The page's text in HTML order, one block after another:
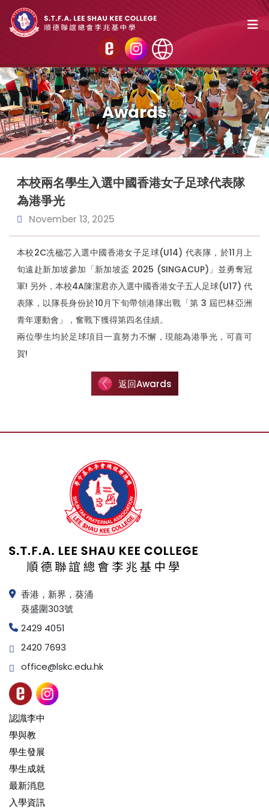
Awards
本校兩名學生入選中國香港女子足球代表隊
為港爭光
November 13, 2025
本校2C冼楹芯入選中國香港女子足球(U14) 代表隊，於11月上
旬遠赴新加坡參加「新加坡盃 2025 (SINGACUP)」並勇奪冠
軍! 另外，本校4A陳潔君亦入選中國香港女子五人足球(U17) 代
表隊，以隊長身份於10月下旬帶領港隊出戰「第 3 屆巴林亞洲
青年運動會」，奮戰下獲得第四名佳績。
兩位學生均於足球項目一直努力不懈，現能為港爭光，可喜可
賀!
返回Awards
香港，新界，葵涌
葵盛圍303號
2429 4051
2420 7693
office@lskc.edu.hk
認識李中
學與教
學生發展
學生成就
最新消息
入學資訊